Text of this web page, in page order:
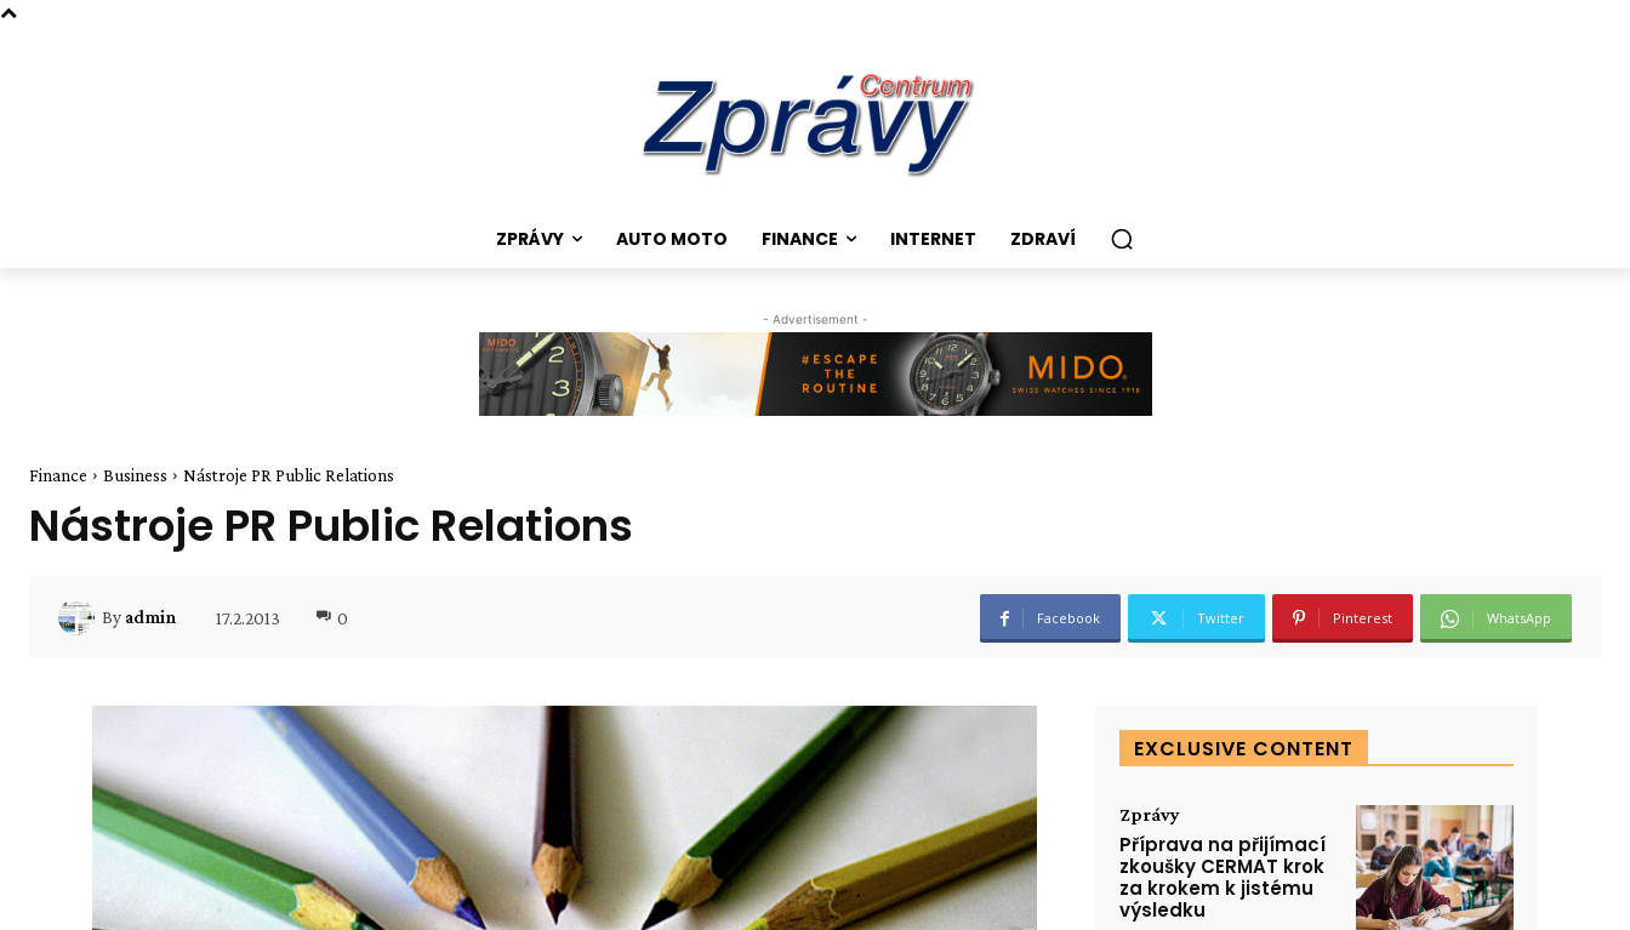
ZPRÁVY AUTO MOTO FINANCE INTERNET ZDRAVÍ
- Advertisement -
Finance Business Nástroje PR Public Relations
Nástroje PR Public Relations
By admin 17.2.2013 0 Facebook Twitter Pinterest WhatsApp
EXCLUSIVE CONTENT
Zprávy
Příprava na přijímací
zkoušky CERMAT krok
za krokem k jistému
výsledku